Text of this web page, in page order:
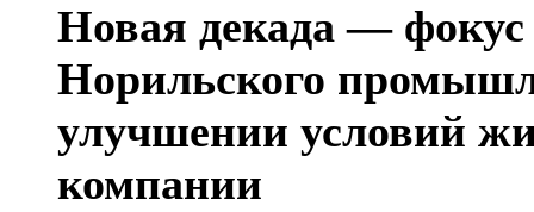
Новая декада — фокус
Норильского
улучшении условий
компании